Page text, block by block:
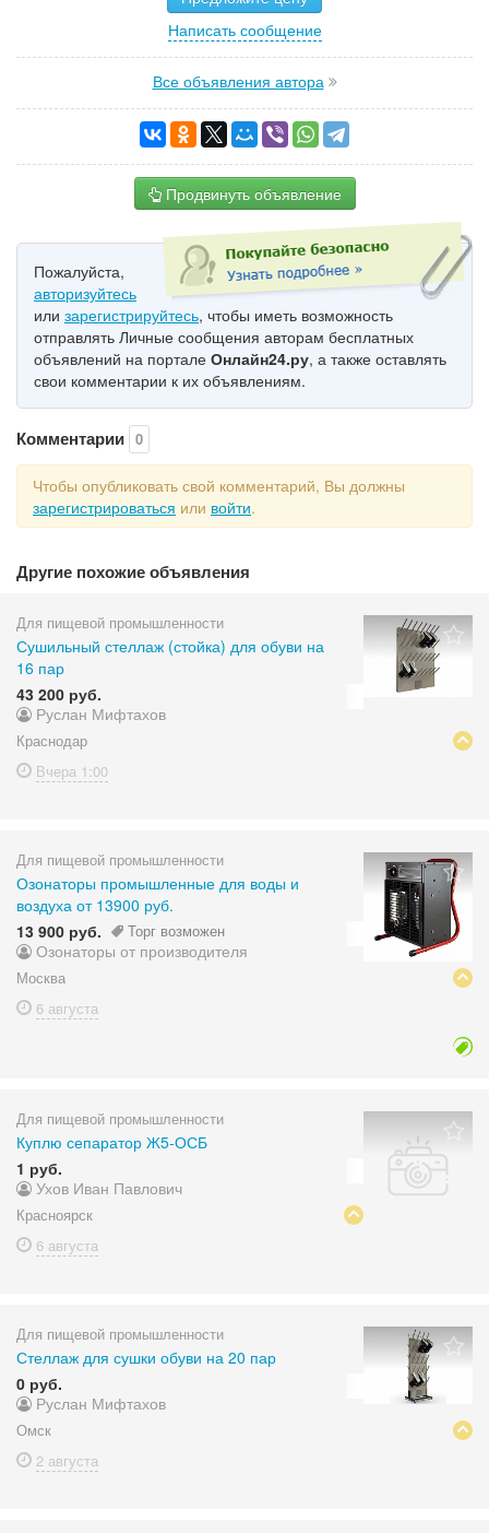
Написать сообщение
Все объявления автора
Продвинуть объявление
Пожалуйста,
авторизуйтесь
или зарегистрируйтесь, чтобы иметь возможность
отправлять Личные сообщения авторам бесплатных
объявлений на портале Онлайн24.ру, а также оставлять
свои комментарии к их объявлениям.
Комментарии 0
Чтобы опубликовать свой комментарий, Вы должны
зарегистрироваться или войти.
Другие похожие объявления
Для пищевой промышленности
Сушильный стеллаж (стойка) для обуви на
16 пар
43 200 руб.
Руслан Мифтахов
Краснодар
Вчера 1:00
Для пищевой промышленности
Озонаторы промышленные для воды и
воздуха от 13900 руб.
13 900 руб.
Торг возможен
Озонаторы от производителя
Москва
6 августа
Для пищевой промышленности
Куплю сепаратор Ж5-ОСБ
1 руб.
Ухов Иван Павлович
Красноярск
6 августа
Для пищевой промышленности
Стеллаж для сушки обуви на 20 пар
0 руб.
Руслан Мифтахов
Омск
2 августа